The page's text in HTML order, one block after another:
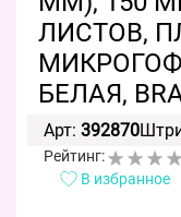
ЛИСТОВ,
БЕЛАЯ,
Арт: 392870
Рейтинг:
В избранное